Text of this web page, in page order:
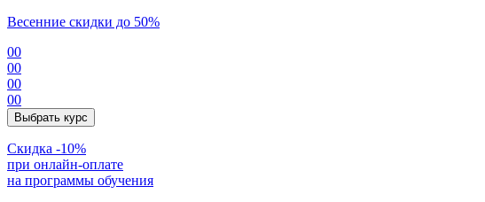
Весенние скидки до 50%
00
00
00
00
Выбрать курс
Cкидка -10%
при онлайн-оплате
на программы обучения